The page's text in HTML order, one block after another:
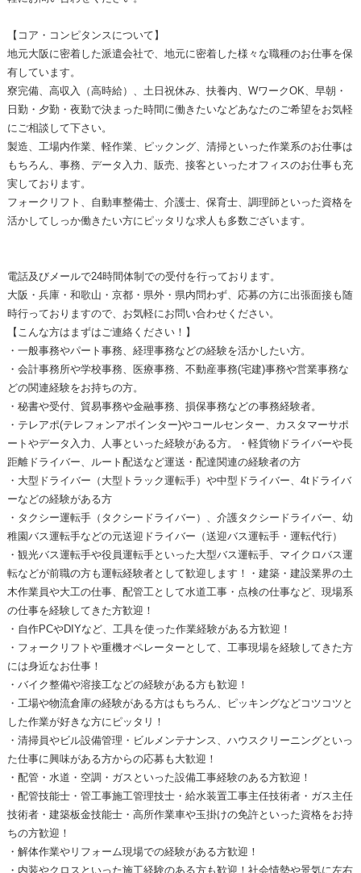
【コア・コンピタンスについて】
地元大阪に密着した派遣会社で、地元に密着した様々な職種のお仕事を保
有しています。
寮完備、高収入（高時給）、土日祝休み、扶養内、WワークOK、早朝・
日勤・夕勤・夜勤で決まった時間に働きたいなどあなたのご希望をお気軽
にご相談して下さい。
製造、工場内作業、軽作業、ピックング、清掃といった作業系のお仕事は
もちろん、事務、データ入力、販売、接客といったオフィスのお仕事も充
実しております。
フォークリフト、自動車整備士、介護士、保育士、調理師といった資格を
活かしてしっか働きたい方にピッタリな求人も多数ございます。
電話及びメールで24時間体制での受付を行っております。
大阪・兵庫・和歌山・京都・県外・県内問わず、応募の方に出張面接も随
時行っておりますので、お気軽にお問い合わせください。
【こんな方はまずはご連絡ください！】
・一般事務やパート事務、経理事務などの経験を活かしたい方。
・会計事務所や学校事務、医療事務、不動産事務(宅建)事務や営業事務な
どの関連経験をお持ちの方。
・秘書や受付、貿易事務や金融事務、損保事務などの事務経験者。
・テレアポ(テレフォンアポインター)やコールセンター、カスタマーサポ
ートやデータ入力、人事といった経験がある方。・軽貨物ドライバーや長
距離ドライバー、ルート配送など運送・配達関連の経験者の方
・大型ドライバー（大型トラック運転手）や中型ドライバー、4tドライバ
ーなどの経験がある方
・タクシー運転手（タクシードライバー）、介護タクシードライバー、幼
稚園バス運転手などの元送迎ドライバー（送迎バス運転手・運転代行）
・観光バス運転手や役員運転手といった大型バス運転手、マイクロバス運
転などが前職の方も運転経験者として歓迎します！・建築・建設業界の土
木作業員や大工の仕事、配管工として水道工事・点検の仕事など、現場系
の仕事を経験してきた方歓迎！
・自作PCやDIYなど、工具を使った作業経験がある方歓迎！
・フォークリフトや重機オペレーターとして、工事現場を経験してきた方
には身近なお仕事！
・バイク整備や溶接工などの経験がある方も歓迎！
・工場や物流倉庫の経験がある方はもちろん、ピッキングなどコツコツと
した作業が好きな方にピッタリ！
・清掃員やビル設備管理・ビルメンテナンス、ハウスクリーニングといっ
た仕事に興味がある方からの応募も大歓迎！
・配管・水道・空調・ガスといった設備工事経験のある方歓迎！
・配管技能士・管工事施工管理技士・給水装置工事主任技術者・ガス主任
技術者・建築板金技能士・高所作業車や玉掛けの免許といった資格をお持
ちの方歓迎！
・解体作業やリフォーム現場での経験がある方歓迎！
・内装やクロスといった施工経験のある方も歓迎！社会情勢や景気に左右